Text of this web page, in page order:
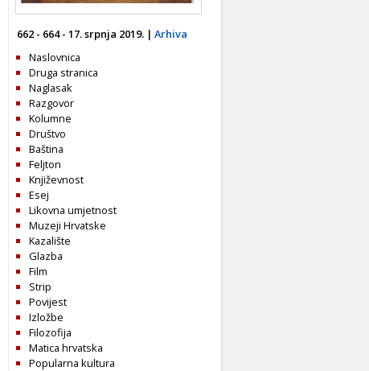
662 - 664 - 17. srpnja 2019. | Arhiva
Naslovnica
Druga stranica
Naglasak
Razgovor
Kolumne
Društvo
Baština
Feljton
Književnost
Esej
Likovna umjetnost
Muzeji Hrvatske
Kazalište
Glazba
Film
Strip
Povijest
Izložbe
Filozofija
Matica hrvatska
Popularna kultura